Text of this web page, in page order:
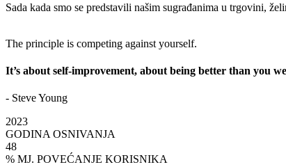
Sada kada smo se predstavili našim sugrađanima u trgovini,
The principle is competing against yourself.
It’s about self-improvement, about being better than you
- Steve Young
2023
GODINA OSNIVANJA
48
% MJ. POVEĆANJE KORISNIKA